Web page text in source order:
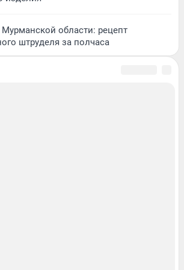
области: рецепт
штруделя за полчаса